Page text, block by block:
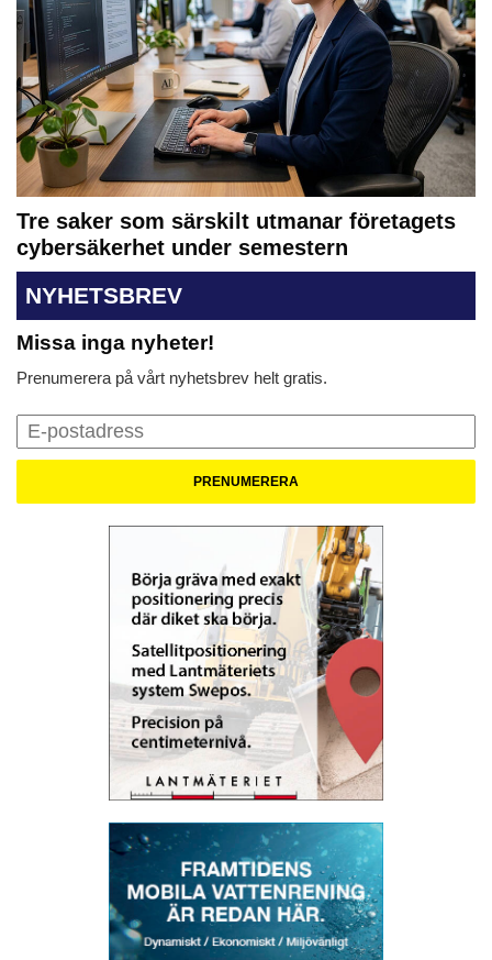
Tre saker som särskilt utmanar företagets
cybersäkerhet under semestern
NYHETSBREV
Missa inga nyheter!
Prenumerera på vårt nyhetsbrev helt gratis.